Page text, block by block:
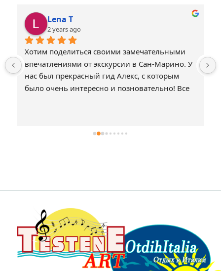
Lena T
2 years ago
Хотим поделиться своими замечательными
впечатлениями от экскурсии в Сан-Марино. У
нас был прекрасный гид Алекс, с которым
было очень интересно и позновательно! Все